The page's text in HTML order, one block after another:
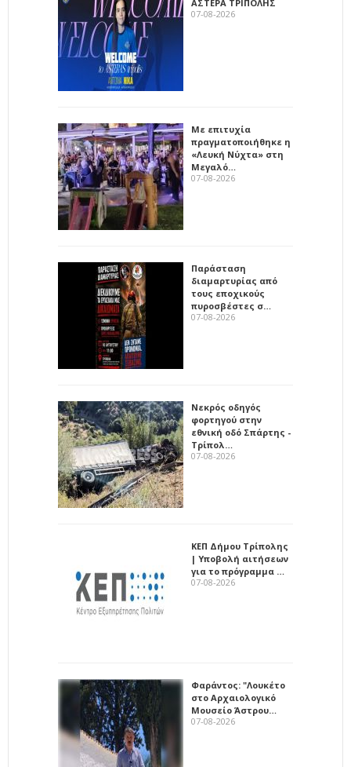
ΑΣΤΕΡΑ ΤΡΙΠΟΛΗΣ
07-08-2026
Με επιτυχία
πραγματοποιήθηκε η
«Λευκή Νύχτα» στη
Μεγαλό…
07-08-2026
Παράσταση
διαμαρτυρίας από
τους εποχικούς
πυροσβέστες σ…
07-08-2026
Νεκρός οδηγός
φορτηγού στην
εθνική οδό Σπάρτης -
Τρίπολ…
07-08-2026
ΚΕΠ Δήμου Τρίπολης
| Υποβολή αιτήσεων
για το πρόγραμμα …
07-08-2026
Φαράντος: "Λουκέτο
στο Αρχαιολογικό
Μουσείο Άστρου…
07-08-2026